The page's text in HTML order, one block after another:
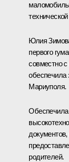
Юлия
первого
совместно
обеспечила
Мариуполя.
Обеспечила
родителей.